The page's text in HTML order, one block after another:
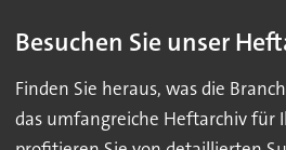
Besuchen Sie unser
Finden Sie heraus, was die
das umfangreiche Heftarchiv für